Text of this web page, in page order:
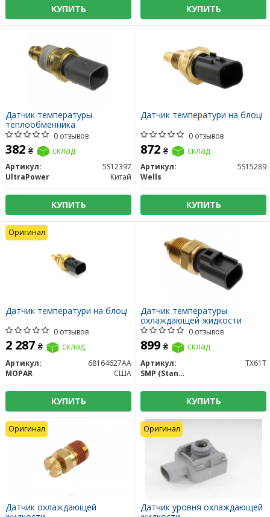
КУПИТЬ КУПИТЬ
Датчик температуры
теплообменника
0 отзывов
382 ₴ склад
Артикул:
5S12397
UltraPower
Китай
КУПИТЬ
Датчик температури на блоці
0 отзывов
872 ₴ склад
Артикул:
5S15289
Wells
КУПИТЬ
Датчик температури на блоці
0 отзывов
2 287 ₴ склад
Артикул:
68164627AA
MOPAR
США
КУПИТЬ
Оригинал
Датчик температуры
охлаждающей жидкости
0 отзывов
899 ₴ склад
Артикул:
TX61T
SMP (Standard Motors Products)
КУПИТЬ
Датчик охлаждающей
Оригинал
Датчик уровня охлаждающей
Оригинал